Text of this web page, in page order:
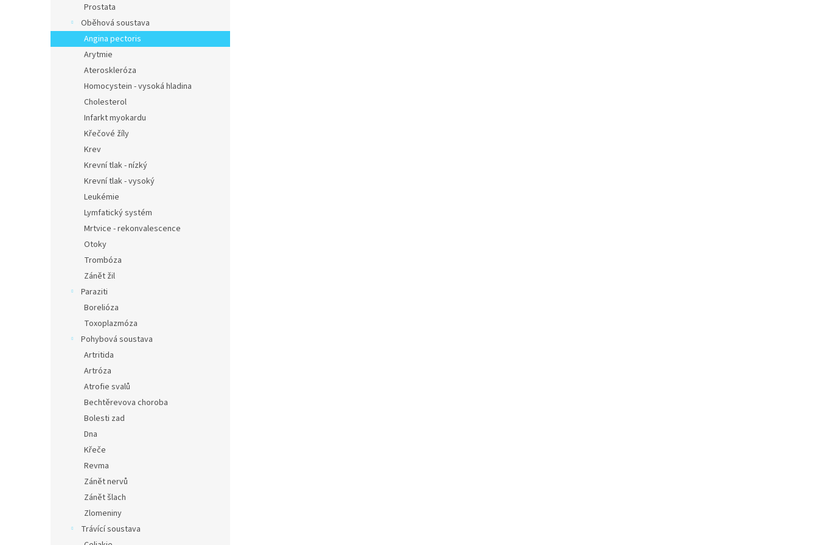
Prostata
Oběhová soustava
Angina pectoris
Arytmie
Ateroskleróza
Homocystein - vysoká hladina
Cholesterol
Infarkt myokardu
Křečové žíly
Krev
Krevní tlak - nízký
Krevní tlak - vysoký
Leukémie
Lymfatický systém
Mrtvice - rekonvalescence
Otoky
Trombóza
Zánět žil
Paraziti
Borelióza
Toxoplazmóza
Pohybová soustava
Artritida
Artróza
Atrofie svalů
Bechtěrevova choroba
Bolesti zad
Dna
Křeče
Revma
Zánět nervů
Zánět šlach
Zlomeniny
Trávící soustava